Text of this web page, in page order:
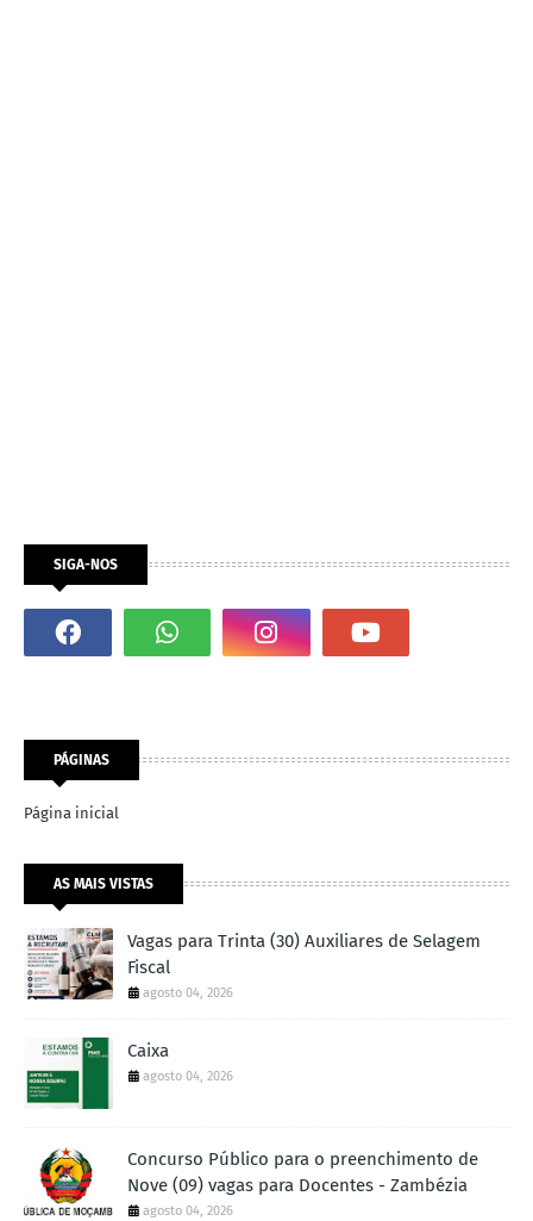
SIGA-NOS
PÁGINAS
Página inicial
AS MAIS VISTAS
Vagas para Trinta (30) Auxiliares de Selagem
Fiscal
agosto 04, 2026
Caixa
agosto 04, 2026
Concurso Público para o preenchimento de
Nove (09) vagas para Docentes - Zambézia
agosto 04, 2026